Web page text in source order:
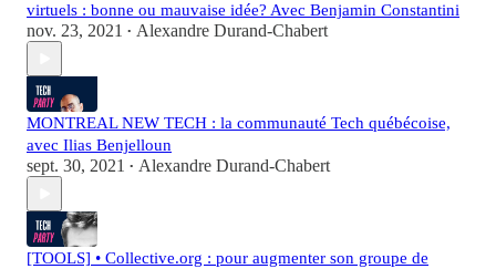
virtuels : bonne ou mauvaise idée? Avec Benjamin Constantini
nov. 23, 2021 • Alexandre Durand-Chabert
MONTREAL NEW TECH : la communauté Tech québécoise,
avec Ilias Benjelloun
sept. 30, 2021 • Alexandre Durand-Chabert
[TOOLS] • Collective.org : pour augmenter son groupe de